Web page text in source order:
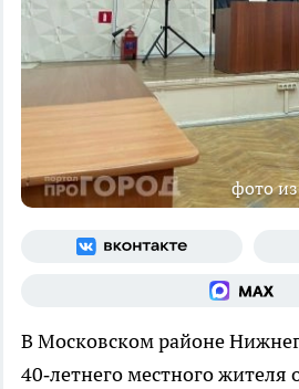
фото
В Московском районе
40‑летнего местного жителя